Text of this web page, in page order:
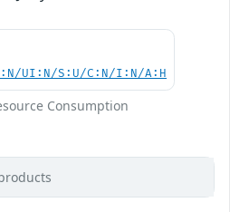
UI:N/S:U/C:N/I:N/A:H
Consumption